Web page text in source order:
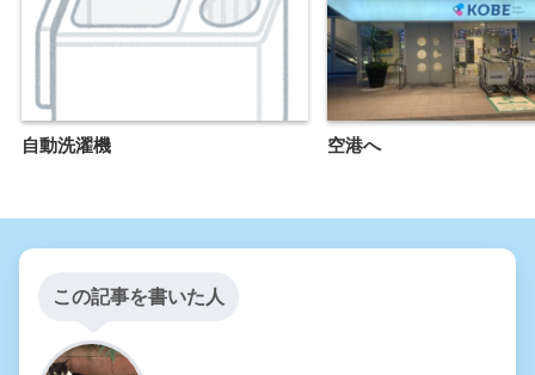
自動洗濯機 空港へ
この記事を書いた人